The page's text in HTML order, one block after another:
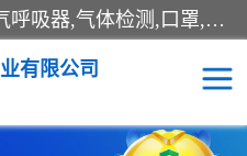
上海畅为专注劳保,提供空气呼吸器,气体检测,口罩,安全帽,防护眼镜,安全鞋,洗眼器等从头到脚的劳保用品/防护用品,深受信赖,值得您选择!
有限公司